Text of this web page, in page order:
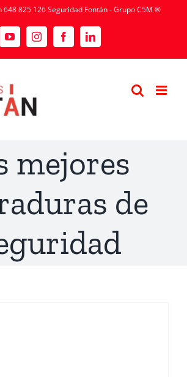
648 825 126 Seguridad Fontán - Grupo C5M ®
mejores
de